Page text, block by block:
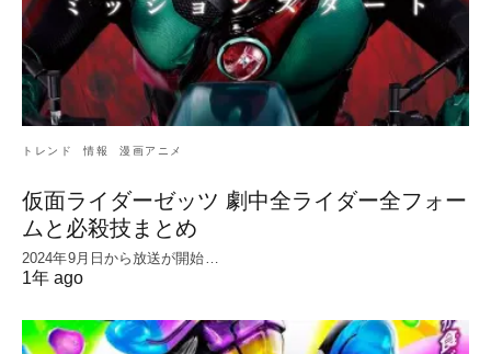
トレンド 情報 漫画アニメ
仮面ライダーゼッツ 劇中全ライダー全フォー
ムと必殺技まとめ
2024年9月日から放送が開始…
1年 ago